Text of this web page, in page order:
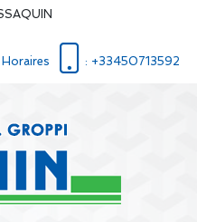
Horaires : +33450713592